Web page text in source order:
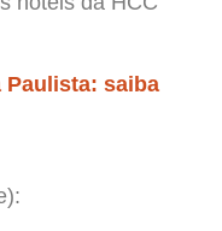
Paulista: saiba